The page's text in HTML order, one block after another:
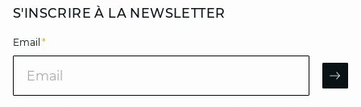
S'INSCRIRE À LA NEWSLETTER
Email *